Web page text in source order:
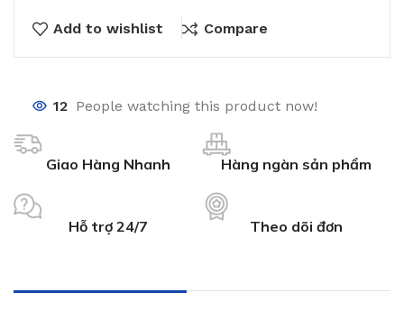
Add to wishlist Compare
12 People watching this product now!
Giao Hàng Nhanh Hàng ngàn sản phẩm
Hỗ trợ 24/7 Theo dõi đơn